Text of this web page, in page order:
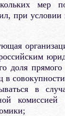
мер
при условии
доля
в
в